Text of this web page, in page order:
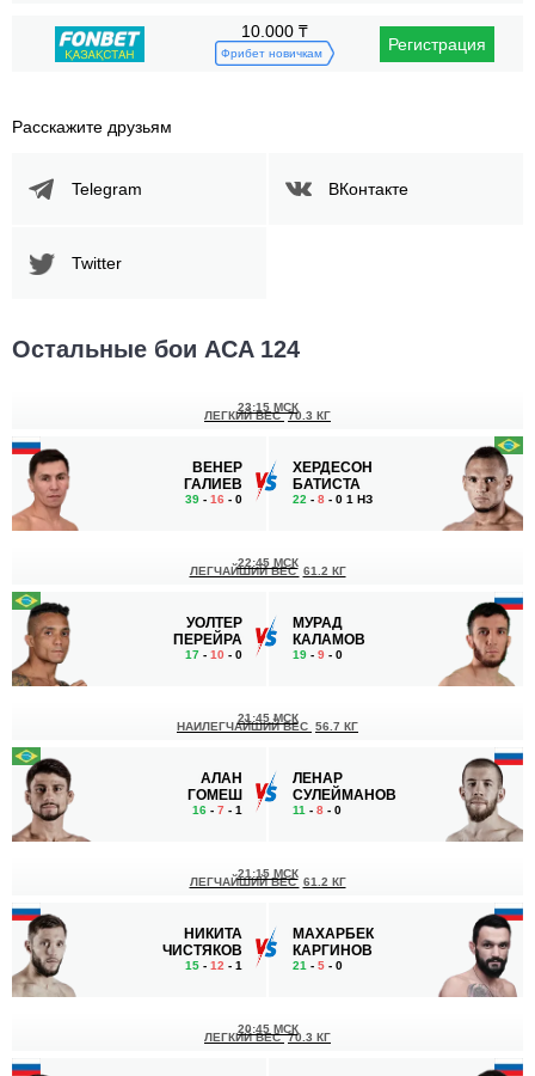
10.000 ₸
Фрибет новичкам Регистрация
Расскажите друзьям
Telegram ВКонтакте
Twitter
Остальные бои ACA 124
ВЕНЕР
ГАЛИЕВ
39 - 16 - 0
23:15 МСК
ЛЕГКИЙ ВЕС 70.3 КГ
ХЕРДЕСОН
БАТИСТА
22 - 8 - 0 1 НЗ
УОЛТЕР
ПЕРЕЙРА
17 - 10 - 0
22:45 МСК
ЛЕГЧАЙШИЙ ВЕС 61.2 КГ
МУРАД
КАЛАМОВ
19 - 9 - 0
АЛАН
ГОМЕШ
16 - 7 - 1
21:45 МСК
НАИЛЕГЧАЙШИЙ ВЕС 56.7 КГ
ЛЕНАР
СУЛЕЙМАНОВ
11 - 8 - 0
НИКИТА
ЧИСТЯКОВ
15 - 12 - 1
21:15 МСК
ЛЕГЧАЙШИЙ ВЕС 61.2 КГ
МАХАРБЕК
КАРГИНОВ
21 - 5 - 0
20:45 МСК
ЛЕГКИЙ ВЕС 70.3 КГ